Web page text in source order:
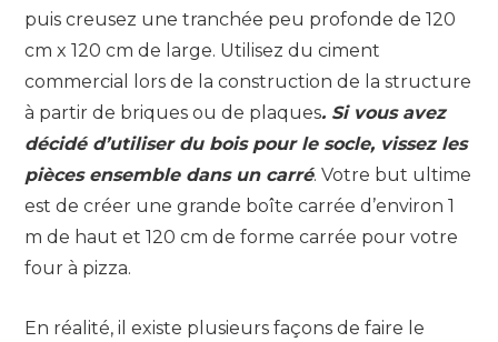
puis creusez une tranchée peu profonde de 120
cm x 120 cm de large. Utilisez du ciment
commercial lors de la construction de la structure
à partir de briques ou de plaques. Si vous avez
décidé d’utiliser du bois pour le socle, vissez les
pièces ensemble dans un carré. Votre but ultime
est de créer une grande boîte carrée d’environ 1
m de haut et 120 cm de forme carrée pour votre
four à pizza.
En réalité, il existe plusieurs façons de faire le